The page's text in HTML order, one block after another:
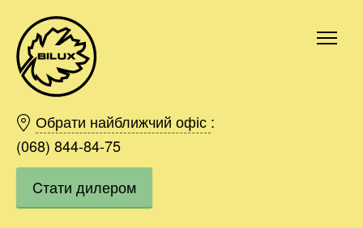
Обрати найближчий офіс :
(068) 844-84-75
Cтати дилером
Київ
Харків
Одесса
Дніпро
Івано-Франківськ